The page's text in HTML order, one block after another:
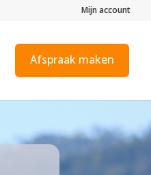
Mijn account
Afspraak maken